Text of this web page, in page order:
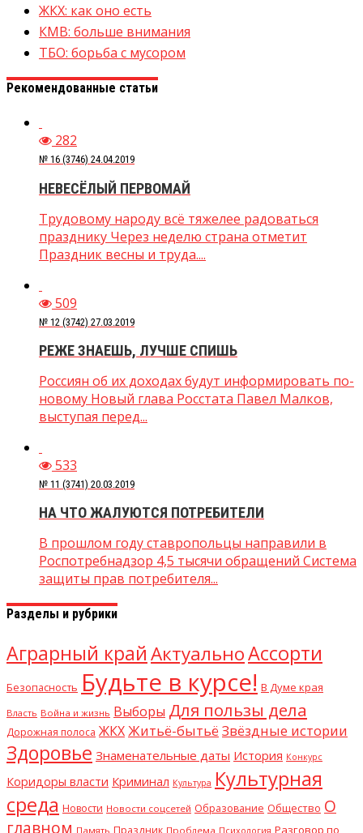
ЖКХ: как оно есть
КМВ: больше внимания
ТБО: борьба с мусором
Рекомендованные статьи
282
№ 16 (3746) 24.04.2019
НЕВЕСЁЛЫЙ ПЕРВОМАЙ
Трудовому народу всё тяжелее радоваться
празднику Через неделю страна отметит
Праздник весны и труда....
509
№ 12 (3742) 27.03.2019
РЕЖЕ ЗНАЕШЬ, ЛУЧШЕ СПИШЬ
Россиян об их доходах будут информировать по-
новому Новый глава Росстата Павел Малков,
выступая перед...
533
№ 11 (3741) 20.03.2019
НА ЧТО ЖАЛУЮТСЯ ПОТРЕБИТЕЛИ
В прошлом году ставропольцы направили в
Роспотребнадзор 4,5 тысячи обращений Система
защиты прав потребителя...
Разделы и рубрики
Аграрный крайАктуальноАссорти
Безопасность Будьте в курсе! В Думе края
Власть Война и жизнь Выборы Для пользы дела
Дорожная полоса ЖКХЖитьё-бытьё Звёздные истории
Здоровье Знаменательные даты История Конкурс
Коридоры власти Криминал Культура Культурная
среда Новости Новости соцсетей Образование Общество О
главном Память Праздник Проблема Психология Разговор по